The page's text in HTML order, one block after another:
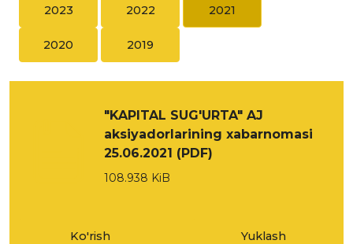
2023 2022 2021
2020 2019
"KAPITAL SUG'URTA" AJ
aksiyadorlarining xabarnomasi
25.06.2021 (PDF)
108.938 KiB
Ko'rish Yuklash